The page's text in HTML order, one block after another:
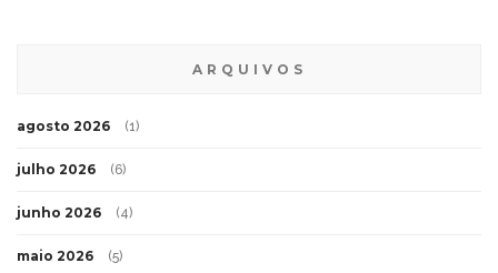
ARQUIVOS
agosto 2026 (1)
julho 2026 (6)
junho 2026 (4)
maio 2026 (5)